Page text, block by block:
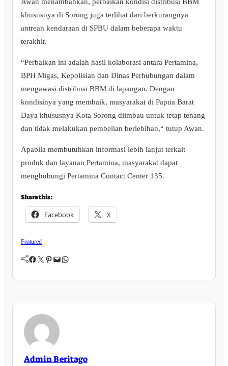
khususnya di Sorong juga terlihat dari berkurangnya
antrean kendaraan di SPBU dalam beberapa waktu
terakhir.
“Perbaikan ini adalah hasil kolaborasi antara Pertamina,
BPH Migas, Kepolisian dan Dinas Perhubungan dalam
mengawasi distribusi BBM di lapangan. Dengan
kondisinya yang membaik, masyarakat di Papua Barat
Daya khususnya Kota Sorong diimbau untuk tetap tenang
dan tidak melakukan pembelian berlebihan,“ tutup Awan.
Apabila membutuhkan informasi lebih lanjut terkait
produk dan layanan Pertamina, masyarakat dapat
menghubungi Pertamina Contact Center 135.
Share this:
Facebook X
Featured
Facebook Twitter Pinterest Mail WhatsApp
Admin Beritago